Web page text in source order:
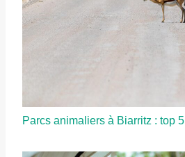
Parcs animaliers à Biarritz : top 5